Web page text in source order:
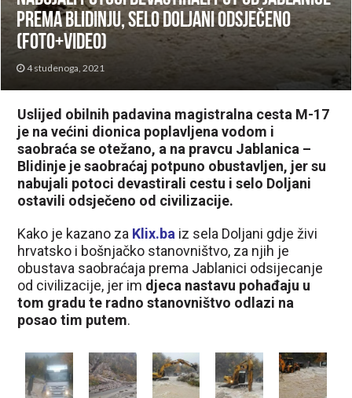
prema Blidinju, selo Doljani odsječeno
(FOTO+VIDEO)
4 studenoga, 2021
Uslijed obilnih padavina magistralna cesta M-17
je na većini dionica poplavljena vodom i
saobraća se otežano, a na pravcu Jablanica –
Blidinje je saobraćaj potpuno obustavljen, jer su
nabujali potoci devastirali cestu i selo Doljani
ostavili odsječeno od civilizacije.
Kako je kazano za Klix.ba iz sela Doljani gdje živi
hrvatsko i bošnjačko stanovništvo, za njih je
obustava saobraćaja prema Jablanici odsijecanje
od civilizacije, jer im djeca nastavu pohađaju u
tom gradu te radno stanovništvo odlazi na
posao tim putem.